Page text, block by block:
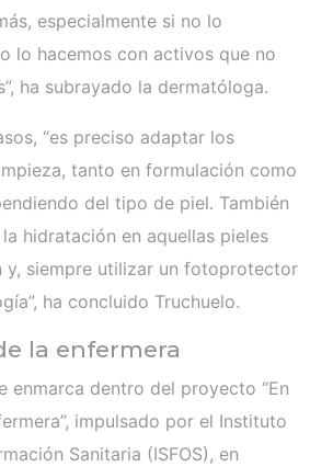
especialmente si no lo
lo hacemos con activos que no
ha subrayado la dermatóloga.
“es preciso adaptar los
tanto en formulación como
del tipo de piel. También
hidratación en aquellas pieles
y, siempre utilizar un fotoprotector
ha concluido Truchuelo.
la enfermera
enmarca dentro del proyecto “En
impulsado por el Instituto
Sanitaria (ISFOS), en